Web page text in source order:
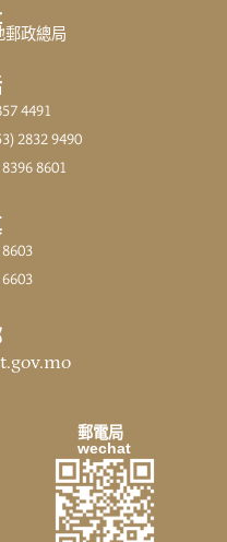
郵電局
wechat
郵政總局
4491
2832 9490
8601